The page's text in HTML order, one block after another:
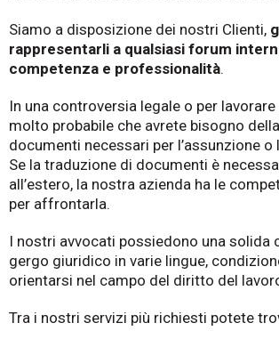
Siamo a disposizione dei nostri Clienti,
rappresentarli a qualsiasi forum
competenza e professionalità.
In una controversia legale o per lavorare
molto probabile che avrete bisogno
documenti necessari per l’assunzione o
Se la traduzione di documenti è
all’estero, la nostra azienda ha le
per affrontarla.
I nostri avvocati possiedono una solida
gergo giuridico in varie lingue,
orientarsi nel campo del diritto del
Tra i nostri servizi più richiesti potete